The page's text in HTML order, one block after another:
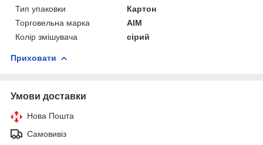
Тип упаковки
Картон
Торговельна марка
AIM
Колір змішувача
сірий
Приховати
Умови доставки
Нова Пошта
Самовивіз